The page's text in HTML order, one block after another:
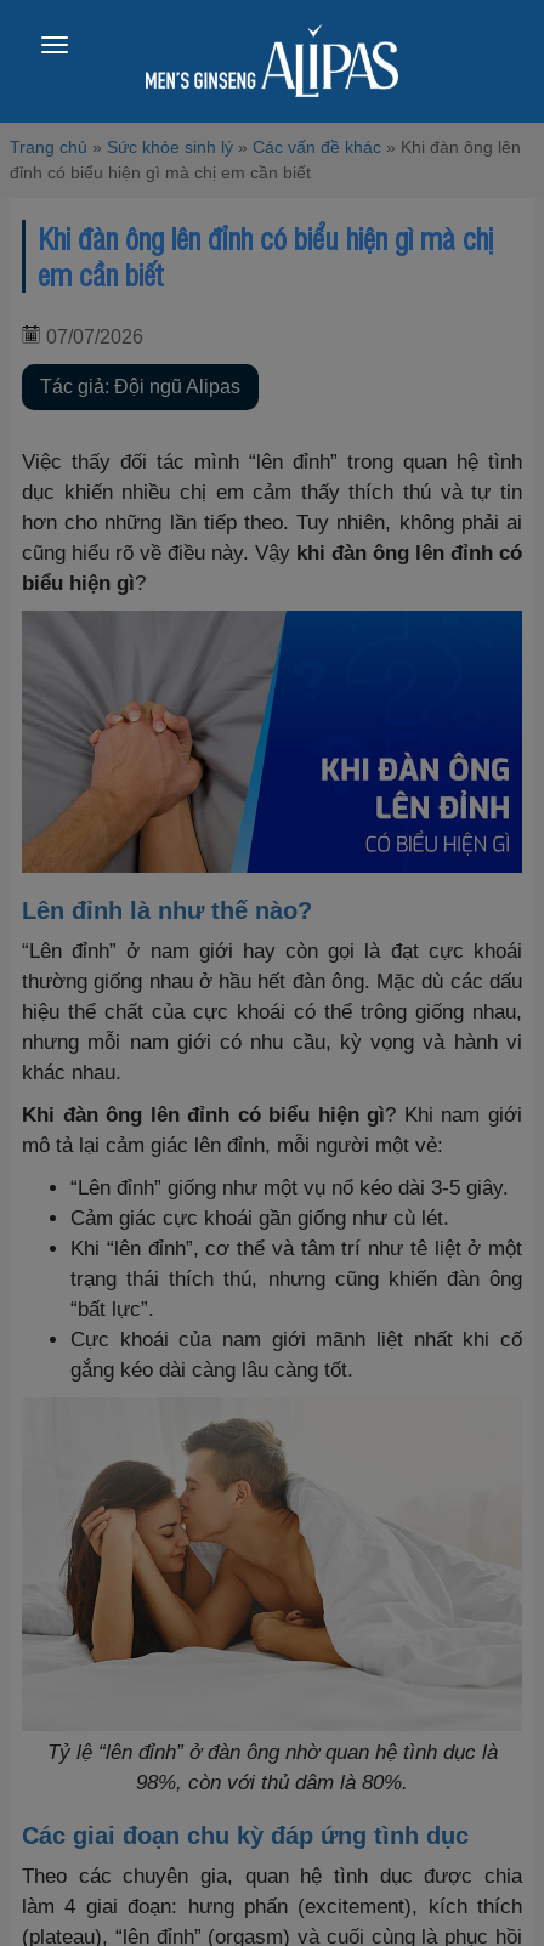
Toggle
Trang chủ » Sức khỏe sinh lý » Các vấn đề khác » Khi đàn ông lên
đỉnh có biểu hiện gì mà chị em cần biết
Khi đàn ông lên đỉnh có biểu hiện gì mà chị
em cần biết
07/07/2026
Tác giả: Đội ngũ Alipas
Việc thấy đối tác mình “lên đỉnh” trong quan hệ tình
dục khiến nhiều chị em cảm thấy thích thú và tự tin
hơn cho những lần tiếp theo. Tuy nhiên, không phải ai
cũng hiểu rõ về điều này. Vậy khi đàn ông lên đỉnh có
biểu hiện gì?
Lên đỉnh là như thế nào?
“Lên đỉnh” ở nam giới hay còn gọi là đạt cực khoái
thường giống nhau ở hầu hết đàn ông. Mặc dù các dấu
hiệu thể chất của cực khoái có thể trông giống nhau,
nhưng mỗi nam giới có nhu cầu, kỳ vọng và hành vi
khác nhau.
Khi đàn ông lên đỉnh có biểu hiện gì? Khi nam giới
mô tả lại cảm giác lên đỉnh, mỗi người một vẻ:
“Lên đỉnh” giống như một vụ nổ kéo dài 3-5 giây.
Cảm giác cực khoái gần giống như cù lét.
Khi “lên đỉnh”, cơ thể và tâm trí như tê liệt ở một
trạng thái thích thú, nhưng cũng khiến đàn ông
“bất lực”.
Cực khoái của nam giới mãnh liệt nhất khi cố
gắng kéo dài càng lâu càng tốt.
Tỷ lệ “lên đỉnh” ở đàn ông nhờ quan hệ tình dục là
98%, còn với thủ dâm là 80%.
Các giai đoạn chu kỳ đáp ứng tình dục
Theo các chuyên gia, quan hệ tình dục được chia
làm 4 giai đoạn: hưng phấn (excitement), kích thích
(plateau), “lên đỉnh” (orgasm) và cuối cùng là phục hồi